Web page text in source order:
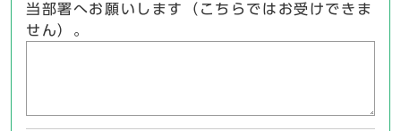
当部署へお願いします（こちらではお受けできま
せん）。